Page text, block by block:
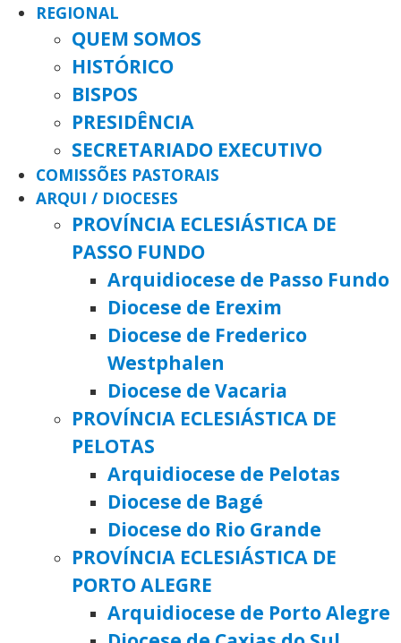
REGIONAL
QUEM SOMOS
HISTÓRICO
BISPOS
PRESIDÊNCIA
SECRETARIADO EXECUTIVO
COMISSÕES PASTORAIS
ARQUI / DIOCESES
PROVÍNCIA ECLESIÁSTICA DE
PASSO FUNDO
Arquidiocese de Passo Fundo
Diocese de Erexim
Diocese de Frederico
Westphalen
Diocese de Vacaria
PROVÍNCIA ECLESIÁSTICA DE
PELOTAS
Arquidiocese de Pelotas
Diocese de Bagé
Diocese do Rio Grande
PROVÍNCIA ECLESIÁSTICA DE
PORTO ALEGRE
Arquidiocese de Porto Alegre